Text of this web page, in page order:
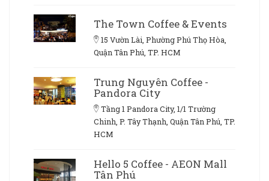
The Town Coffee & Events
15 Vườn Lài, Phường Phú Thọ Hòa,
Quận Tân Phú, TP. HCM
Trung Nguyên Coffee -
Pandora City
Tầng 1 Pandora City, 1/1 Trường
Chinh, P. Tây Thạnh, Quận Tân Phú, TP.
HCM
Hello 5 Coffee - AEON Mall
Tân Phú